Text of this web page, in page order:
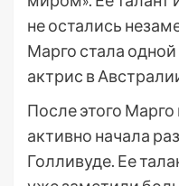
не остались
Марго стала
актрис в
После этого
активно начала
Голливуде. Ее